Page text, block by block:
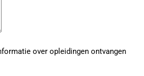
over opleidingen ontvangen